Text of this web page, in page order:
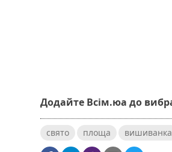
Додайте Всім.юа до
свято площа вишиванка